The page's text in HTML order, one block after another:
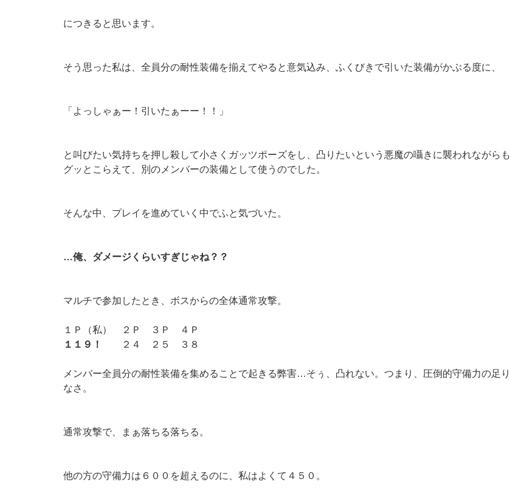
につきると思います。
そう思った私は、全員分の耐性装備を揃えてやると意気込み、ふくびきで引いた装備がかぶる度に、
「よっしゃぁー！引いたぁーー！！」
と叫びたい気持ちを押し殺して小さくガッツポーズをし、凸りたいという悪魔の囁きに襲われながらも
グッとこらえて、別のメンバーの装備として使うのでした。
そんな中、プレイを進めていく中でふと気づいた。
…俺、ダメージくらいすぎじゃね？？
マルチで参加したとき、ボスからの全体通常攻撃。
１Ｐ（私） ２Ｐ ３Ｐ ４Ｐ
１１９！
２４ ２５ ３８
メンバー全員分の耐性装備を集めることで起きる弊害…そぅ、凸れない。つまり、圧倒的守備力の足り
なさ。
通常攻撃で、まぁ落ちる落ちる。
他の方の守備力は６００を超えるのに、私はよくて４５０。